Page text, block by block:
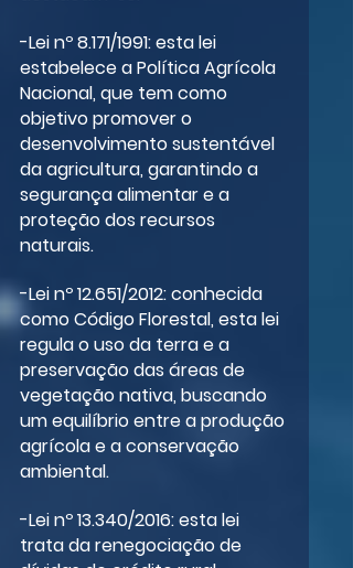
-Lei nº 8.171/1991: esta lei
estabelece a Política Agrícola
Nacional, que tem como
objetivo promover o
desenvolvimento sustentável
da agricultura, garantindo a
segurança alimentar e a
proteção dos recursos
naturais.
-Lei nº 12.651/2012: conhecida
como Código Florestal, esta lei
regula o uso da terra e a
preservação das áreas de
vegetação nativa, buscando
um equilíbrio entre a produção
agrícola e a conservação
ambiental.
-Lei nº 13.340/2016: esta lei
trata da renegociação de